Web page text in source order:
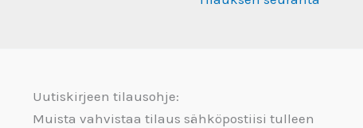
Uutiskirjeen tilausohje:
Muista vahvistaa tilaus sähköpostiisi tulleen